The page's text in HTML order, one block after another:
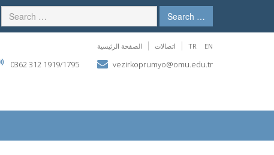
Search …
الصفحة الرئيسية اتصالات TR EN
0362 312 1919/1795 vezirkoprumyo@omu.edu.tr